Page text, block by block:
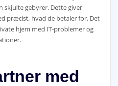
gebyrer. Dette giver
præcist, hvad de betaler for. Det
hjem med IT-problemer og
med